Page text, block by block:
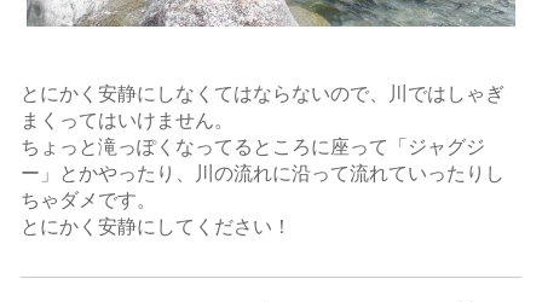
とにかく安静にしなくてはならないので、川ではしゃぎ
まくってはいけません。
ちょっと滝っぽくなってるところに座って「ジャグジ
ー」とかやったり、川の流れに沿って流れていったりし
ちゃダメです。
とにかく安静にしてください！